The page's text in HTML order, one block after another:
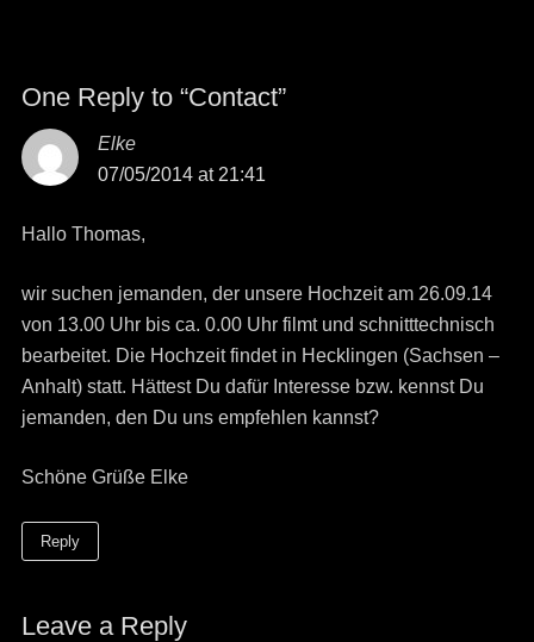
One Reply to “Contact”
Elkesays:
07/05/2014 at 21:41
Hallo Thomas,
wir suchen jemanden, der unsere Hochzeit am 26.09.14
von 13.00 Uhr bis ca. 0.00 Uhr filmt und schnitttechnisch
bearbeitet. Die Hochzeit findet in Hecklingen (Sachsen –
Anhalt) statt. Hättest Du dafür Interesse bzw. kennst Du
jemanden, den Du uns empfehlen kannst?
Schöne Grüße Elke
Reply
Leave a Reply